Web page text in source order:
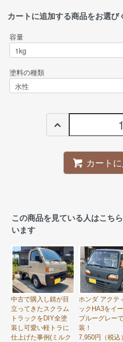
カートに追加する商品をお選び
容量
塗料の種類
カート
この商品を見ている人はこち
います
中古で購入し錆が目
立ってきたスクラム
トラックをDIY全塗
装し可愛い軽トラに
仕上げた事例(ミルク
ホンダ アクテ
ックHA3をイ
ブルーグレー
装！
7,950円（税込）